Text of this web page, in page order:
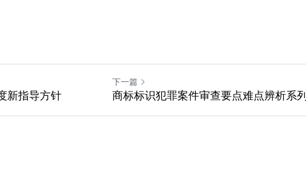
新指导方针
下一篇
商标标识犯罪案件审查要点难点辨析系列